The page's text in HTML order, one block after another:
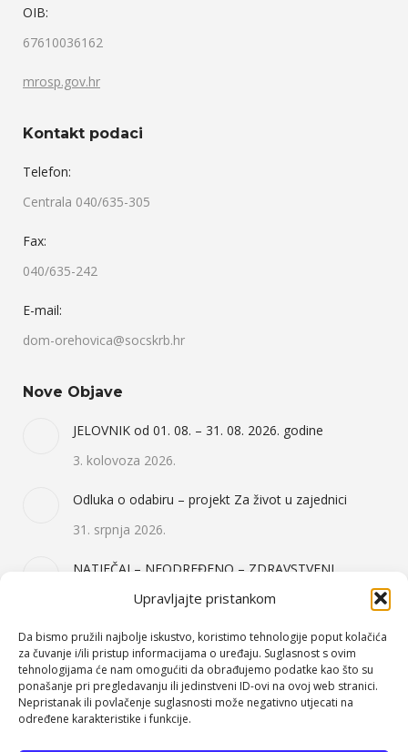
Upravljajte pristankom
Da bismo pružili najbolje iskustvo, koristimo tehnologije poput kolačića
za čuvanje i/ili pristup informacijama o uređaju. Suglasnost s ovim
tehnologijama će nam omogućiti da obrađujemo podatke kao što su
ponašanje pri pregledavanju ili jedinstveni ID-ovi na ovoj web stranici.
Nepristanak ili povlačenje suglasnosti može negativno utjecati na
određene karakteristike i funkcije.
OIB:
67610036162
mrosp.gov.hr
Kontakt podaci
Telefon:
Centrala 040/635-305
Fax:
040/635-242
E-mail:
dom-orehovica@socskrb.hr
Nove Objave
JELOVNIK od 01. 08. – 31. 08. 2026. godine
3. kolovoza 2026.
Odluka o odabiru – projekt Za život u zajednici
31. srpnja 2026.
NATJEČAJ – NEODREĐENO – ZDRAVSTVENI
DJELATNIK I OSOBNI ASISTENT 2X – 31.07.2026.
Kategorije Objava
Događanja